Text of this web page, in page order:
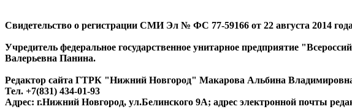
Свидетельство о регистрации СМИ Эл № ФС 77-59166 от 22 августа 2014
Учредитель федеральное государственное унитарное предприятие
Валерьевна Панина.
Редактор сайта ГТРК "Нижний Новгород" Макарова Альбина
Тел. +7(831) 434-01-93
Адрес: г.Нижний Новгород, ул.Белинского 9А; адрес электронной почты